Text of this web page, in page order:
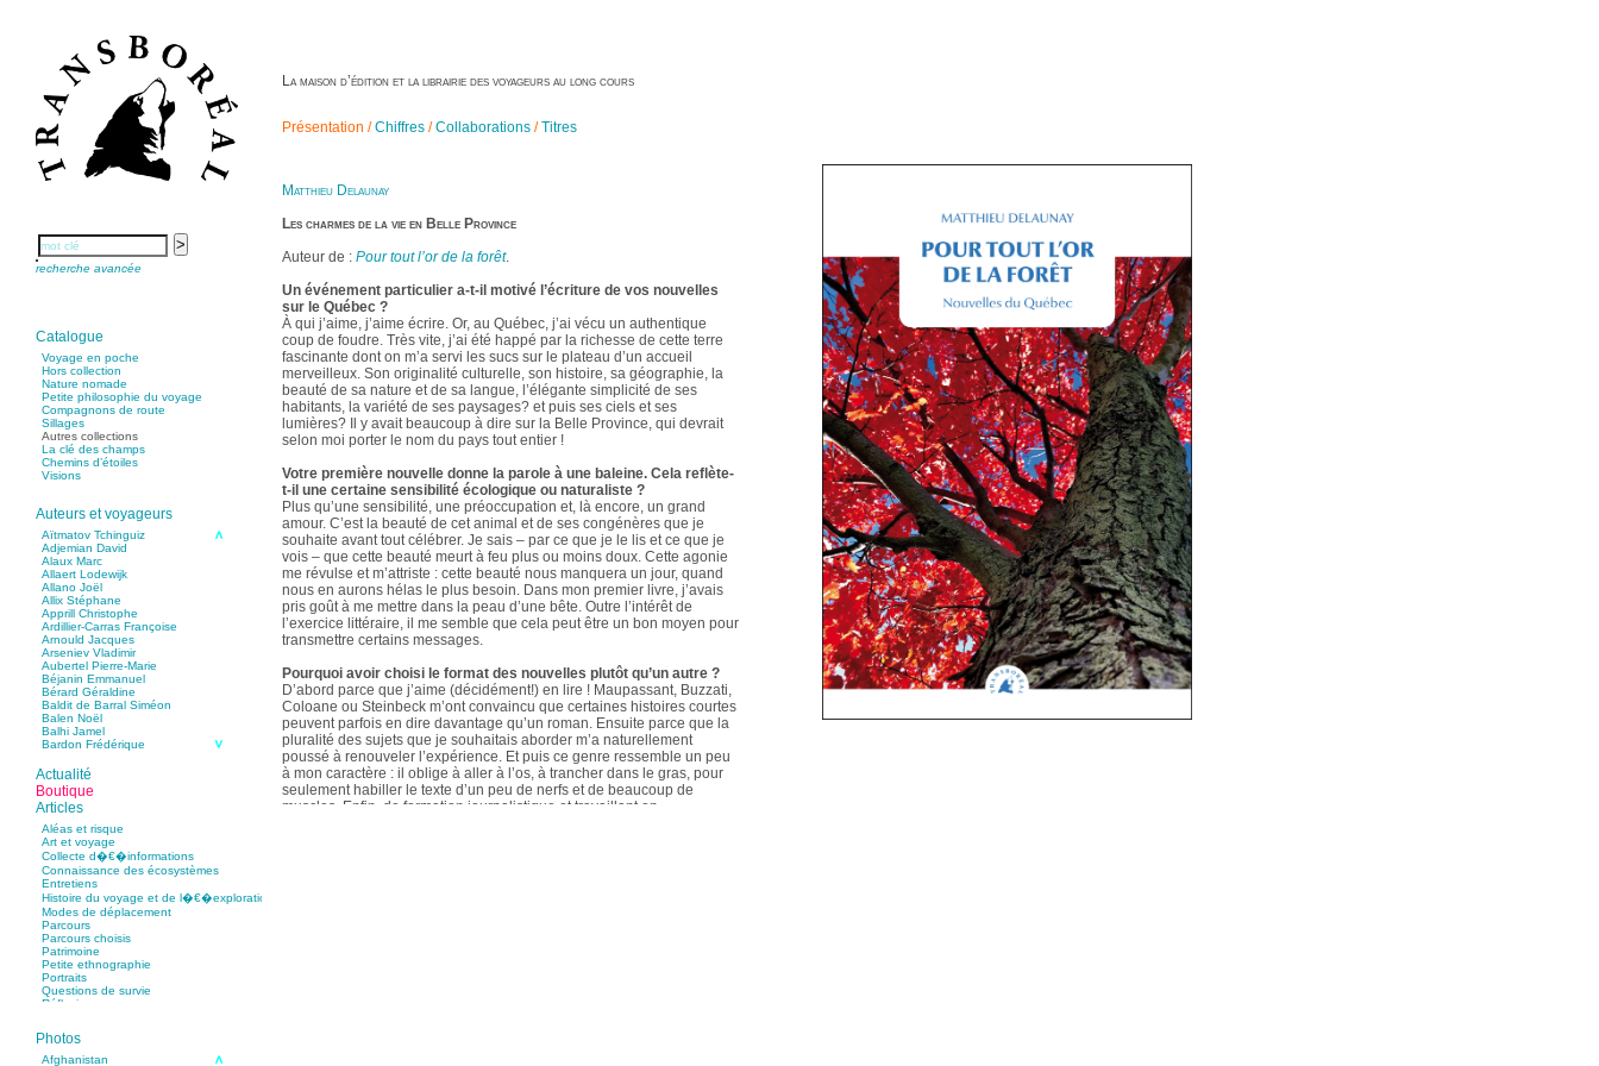
recherche avancée
Catalogue
Voyage en poche
Hors collection
Nature nomade
Petite philosophie du voyage
Compagnons de route
Sillages
Autres collections
La clé des champs
Chemins d’étoiles
Visions
Auteurs et voyageurs
Aïtmatov Tchinguiz
Adjemian David
Alaux Marc
Allaert Lodewijk
Allano Joël
Allix Stéphane
Apprill Christophe
Ardillier-Carras Françoise
Arnould Jacques
Arseniev Vladimir
Aubertel Pierre-Marie
Béjanin Emmanuel
Bérard Géraldine
Baldit de Barral Siméon
Balen Noël
Balhi Jamel
Bardon Frédérique
Bastide Fabien
Baudin Julie
Baujard Jacques
Bazin Sylvain
Bellanger Marc
Bellec Hervé
Belleville Régis
Benestar Géraldine
Benoist Yann
Bertrand Jordane
Bertrandy Antoine
Bezsonov Youri
Bideau Michel-Cosme
Billard Yannick
Blanchet Anne-Lise
Bluntzer Christophe
Bobin Mathieu
Boch Anne-Laure
Boch Julie
Boillot Henri
Bonnem Éric
Boudart Jean-Louis
Actualité
Boutique
Articles
Aléas et risque
Art et voyage
Collecte d�€�informations
Connaissance des écosystèmes
Entretiens
Histoire du voyage et de l�€�exploration
Modes de déplacement
Parcours
Parcours choisis
Patrimoine
Petite ethnographie
Portraits
Questions de survie
Réflexions
Photos
Afghanistan
La maison d’édition et la librairie des voyageurs au long cours
Présentation /Chiffres /Collaborations /Titres
Matthieu Delaunay
Les charmes de la vie en Belle Province
Auteur de : Pour tout l’or de la forêt.
Un événement particulier a-t-il motivé l’écriture de vos nouvelles
sur le Québec ?
À qui j’aime, j’aime écrire. Or, au Québec, j’ai vécu un authentique
coup de foudre. Très vite, j’ai été happé par la richesse de cette terre
fascinante dont on m’a servi les sucs sur le plateau d’un accueil
merveilleux. Son originalité culturelle, son histoire, sa géographie, la
beauté de sa nature et de sa langue, l’élégante simplicité de ses
habitants, la variété de ses paysages? et puis ses ciels et ses
lumières? Il y avait beaucoup à dire sur la Belle Province, qui devrait
selon moi porter le nom du pays tout entier !
Votre première nouvelle donne la parole à une baleine. Cela reflète-
t-il une certaine sensibilité écologique ou naturaliste ?
Plus qu’une sensibilité, une préoccupation et, là encore, un grand
amour. C’est la beauté de cet animal et de ses congénères que je
souhaite avant tout célébrer. Je sais – par ce que je le lis et ce que je
vois – que cette beauté meurt à feu plus ou moins doux. Cette agonie
me révulse et m’attriste : cette beauté nous manquera un jour, quand
nous en aurons hélas le plus besoin. Dans mon premier livre, j’avais
pris goût à me mettre dans la peau d’une bête. Outre l’intérêt de
l’exercice littéraire, il me semble que cela peut être un bon moyen pour
transmettre certains messages.
Pourquoi avoir choisi le format des nouvelles plutôt qu’un autre ?
D’abord parce que j’aime (décidément!) en lire ! Maupassant, Buzzati,
Coloane ou Steinbeck m’ont convaincu que certaines histoires courtes
peuvent parfois en dire davantage qu’un roman. Ensuite parce que la
pluralité des sujets que je souhaitais aborder m’a naturellement
poussé à renouveler l’expérience. Et puis ce genre ressemble un peu
à mon caractère : il oblige à aller à l’os, à trancher dans le gras, pour
seulement habiller le texte d’un peu de nerfs et de beaucoup de
muscles. Enfin, de formation journalistique et travaillant en